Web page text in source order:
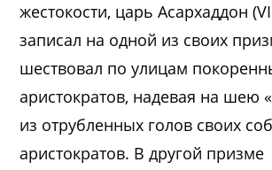
жестокости, царь Асархаддон
записал на одной из своих
шествовал по улицам
аристократов, надевая на шею
из отрубленных голов своих
аристократов. В другой призме